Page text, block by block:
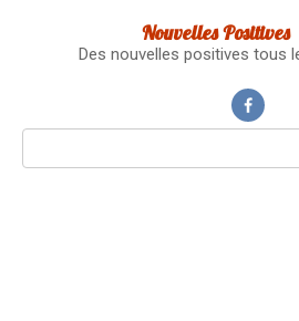
Nouvelles Positives
Des nouvelles positives tous